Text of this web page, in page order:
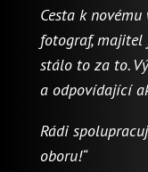
Cesta k
fotograf, majitel
stálo to za to.
a odpovídající
Rádi
oboru!“